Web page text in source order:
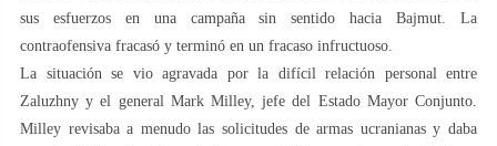
sus esfuerzos en una campaña sin sentido hacia Bajmut. La
contraofensiva fracasó y terminó en un fracaso infructuoso.
La situación se vio agravada por la difícil relación personal entre
Zaluzhny y el general Mark Milley, jefe del Estado Mayor Conjunto.
Milley revisaba a menudo las solicitudes de armas ucranianas y daba